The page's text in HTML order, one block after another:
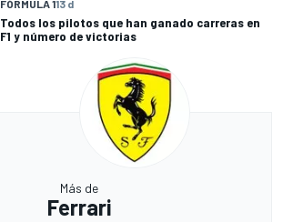
FÓRMULA 113 d
Todos los pilotos que han ganado carreras en
F1 y número de victorias
Más de
Ferrari